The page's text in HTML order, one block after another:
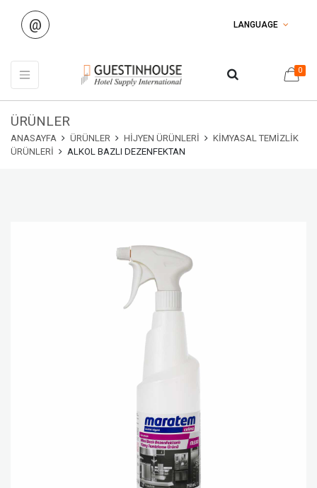
@ LANGUAGE
0
ÜRÜNLER
ANASAYFA ÜRÜNLER HIJYEN ÜRÜNLERI
KIMYASAL TEMIZLIK
ÜRÜNLERI
ALKOL BAZLI DEZENFEKTAN